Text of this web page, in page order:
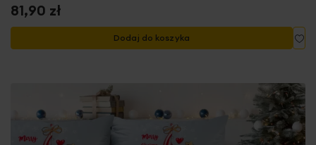
81,90 zł
Dodaj do koszyka